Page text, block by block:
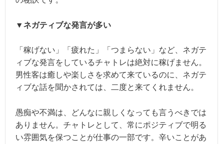
▼ネガティブな発言が多い
「稼げない」「疲れた」「つまらない」など、ネガテ
ィブな発言をしているチャトレは絶対に稼げません。
男性客は癒しや楽しさを求めて来ているのに、ネガテ
ィブな話を聞かされては、二度と来てくれません。
愚痴や不満は、どんなに親しくなっても言うべきでは
ありません。チャトレとして、常にポジティブで明る
い雰囲気を保つことが仕事の一部です。辛いことがあ